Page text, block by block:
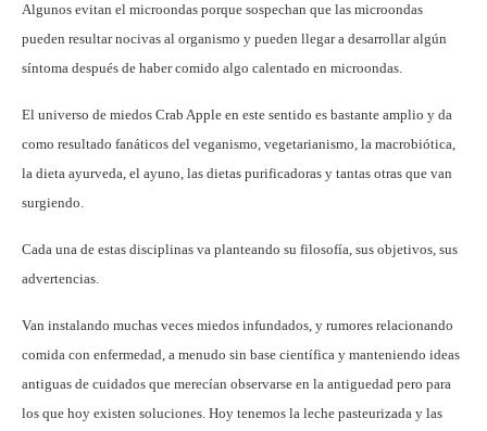
Algunos evitan el microondas porque sospechan que las microondas
pueden resultar nocivas al organismo y pueden llegar a desarrollar algún
síntoma después de haber comido algo calentado en microondas.
El universo de miedos Crab Apple en este sentido es bastante amplio y da
como resultado fanáticos del veganismo, vegetarianismo, la macrobiótica,
la dieta ayurveda, el ayuno, las dietas purificadoras y tantas otras que van
surgiendo.
Cada una de estas disciplinas va planteando su filosofía, sus objetivos, sus
advertencias.
Van instalando muchas veces miedos infundados, y rumores relacionando
comida con enfermedad, a menudo sin base científica y manteniendo ideas
antiguas de cuidados que merecían observarse en la antiguedad pero para
los que hoy existen soluciones. Hoy tenemos la leche pasteurizada y las